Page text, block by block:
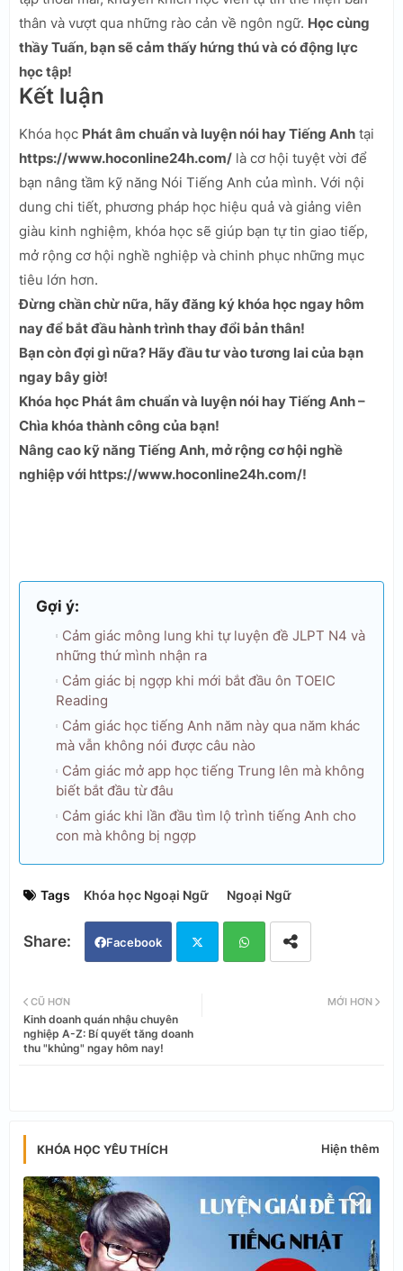
thân và vượt qua những rào cản về ngôn ngữ. Học cùng
thầy Tuấn, bạn sẽ cảm thấy hứng thú và có động lực
học tập!
Kết luận
Khóa học Phát âm chuẩn và luyện nói hay Tiếng Anh tại
https://www.hoconline24h.com/ là cơ hội tuyệt vời để
bạn nâng tầm kỹ năng Nói Tiếng Anh của mình. Với nội
dung chi tiết, phương pháp học hiệu quả và giảng viên
giàu kinh nghiệm, khóa học sẽ giúp bạn tự tin giao tiếp,
mở rộng cơ hội nghề nghiệp và chinh phục những mục
tiêu lớn hơn.
Đừng chần chừ nữa, hãy đăng ký khóa học ngay hôm
nay để bắt đầu hành trình thay đổi bản thân!
Bạn còn đợi gì nữa? Hãy đầu tư vào tương lai của bạn
ngay bây giờ!
Khóa học Phát âm chuẩn và luyện nói hay Tiếng Anh –
Chìa khóa thành công của bạn!
Nâng cao kỹ năng Tiếng Anh, mở rộng cơ hội nghề
nghiệp với https://www.hoconline24h.com/!
Gợi ý:
Cảm giác mông lung khi tự luyện đề JLPT N4 và
những thứ mình nhận ra
Cảm giác bị ngợp khi mới bắt đầu ôn TOEIC
Reading
Cảm giác học tiếng Anh năm này qua năm khác
mà vẫn không nói được câu nào
Cảm giác mở app học tiếng Trung lên mà không
biết bắt đầu từ đâu
Cảm giác khi lần đầu tìm lộ trình tiếng Anh cho
con mà không bị ngợp
Tags Khóa học Ngoại Ngữ Ngoại Ngữ
Facebook
MỚI HƠN
CŨ HƠN
Kinh doanh quán nhậu chuyên
nghiệp A-Z: Bí quyết tăng doanh
thu "khủng" ngay hôm nay!
KHÓA HỌC YÊU THÍCH Hiện thêm